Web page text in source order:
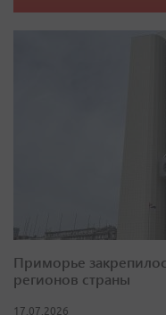
Приморье
регионов страны
17.07.2026